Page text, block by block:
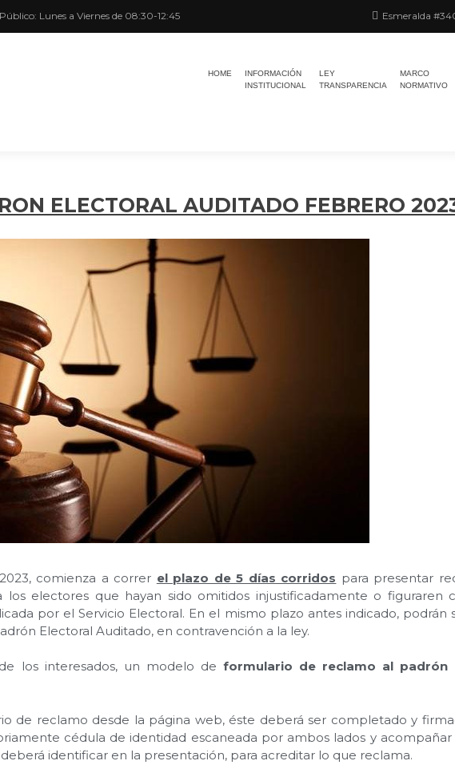
Lunes a Viernes de 08:30-12:45 Esmeralda
HOME
INFORMACIÓN
INSTITUCIONAL
LEY
TRANSPARENCIA
MARCO
NORMATIVO
ELECTORAL AUDITADO FEBRERO
comienza a correr el plazo de 5 días corridos para presentar
los electores que hayan sido omitidos injustificadamente o figuraren
por el Servicio Electoral. En el mismo plazo antes indicado, podrán
Electoral Auditado, en contravención a la ley.
los interesados, un modelo deformulario de reclamo al padrón
de reclamo desde la página web, éste deberá ser completado y
cédula de identidad escaneada por ambos lados y acompañar
identificar en la presentación, para acreditar lo que reclama.